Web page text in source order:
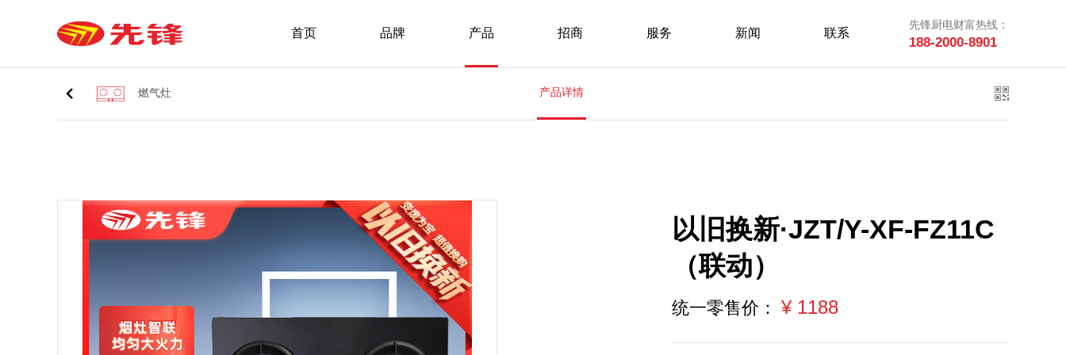
首页 品牌 产品 招商 服务 新闻 联系
先锋厨电财富热线：
188-2000-8901
燃气灶 产品详情
以旧换新·JZT/Y-XF-FZ11C
（联动）
统一零售价： ¥ 1188